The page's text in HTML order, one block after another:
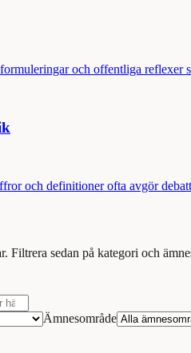
och offentliga reflexer
och definitioner ofta avgör
Filtrera sedan på kategori och
Ämnesområde